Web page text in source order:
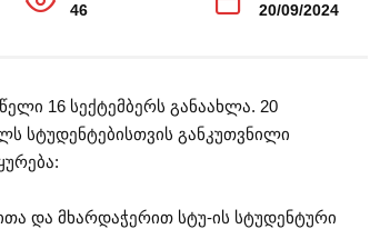
46 20/09/2024
16 სექტემბერს განაახლა. 20
სტუდენტებისთვის განკუთვნილი
და მხარდაჭერით სტუ-ის სტუდენტური